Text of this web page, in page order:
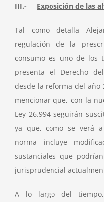
III.- Exposición de las
Tal como detalla
regulación de la
consumo es uno de los
presenta el Derecho
desde la reforma del año
mencionar que, con la
Ley 26.994 seguirán
ya que, como se verá
norma incluye
sustanciales que
jurisprudencial
A lo largo del